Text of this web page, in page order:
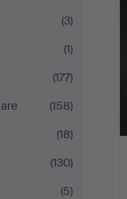
(3)
(1)
(177)
(158)
(18)
(130)
(5)